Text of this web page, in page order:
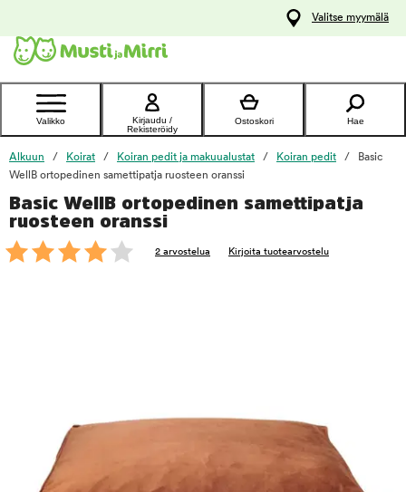
Ota yhteyttä
asiakaspalveluun
Valitse myymälä
Valikko
Kirjaudu /
Rekisteröidy
Ostoskori Hae
Alkuun Koirat Koiran pedit ja makuualustat Koiran pedit
Basic
WellB ortopedinen samettipatja ruosteen oranssi
Basic WellB ortopedinen samettipatja
ruosteen oranssi
2 arvostelua Kirjoita tuotearvostelu
foo